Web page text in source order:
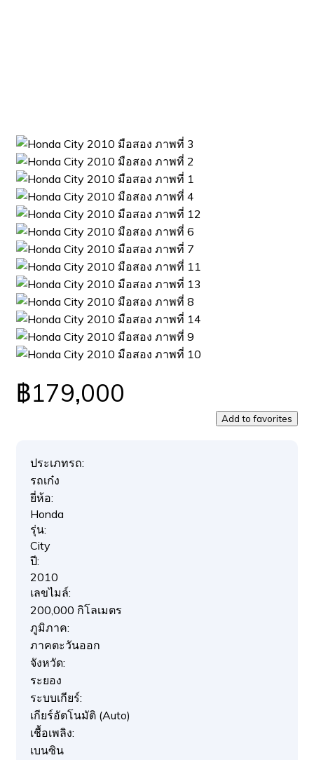
฿179,000
Add to favorites
ประเภทรถ:
รถเก๋ง
ยี่ห้อ:
Honda
รุ่น:
City
ปี:
2010
เลขไมล์:
200,000 กิโลเมตร
ภูมิภาค:
ภาคตะวันออก
จังหวัด:
ระยอง
ระบบเกียร์:
เกียร์อัตโนมัติ (Auto)
เชื้อเพลิง:
เบนซิน